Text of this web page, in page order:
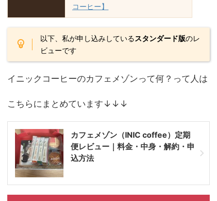
コーヒー】
以下、私が申し込みしている スタンダード版のレ
ビューです
イニックコーヒーのカフェメゾンって何？って人は
こちらにまとめています↓↓↓
カフェメゾン（INIC coffee）定期
便レビュー｜料金・中身・解約・申
込方法